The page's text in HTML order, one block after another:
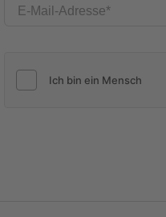
E-Mail-Adresse